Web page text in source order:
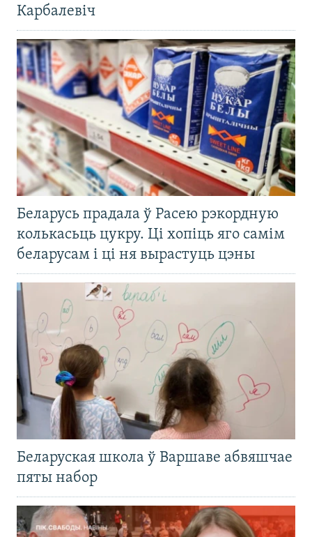
Карбалевіч
Беларусь прадала ў Расею рэкордную
колькасьць цукру. Ці хопіць яго самім
беларусам і ці ня вырастуць цэны
Беларуская школа ў Варшаве абвяшчае
пяты набор